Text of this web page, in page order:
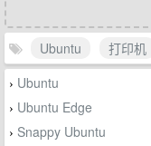
Ubuntu 打印机
› Ubuntu
› Ubuntu Edge
› Snappy Ubuntu